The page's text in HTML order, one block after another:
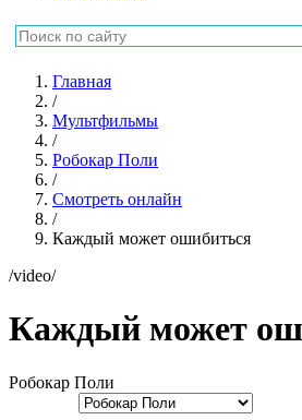
Главная
/
Мультфильмы
/
Робокар Поли
/
Смотреть онлайн
/
Каждый может ошибиться
/video/
Каждый может
Робокар Поли